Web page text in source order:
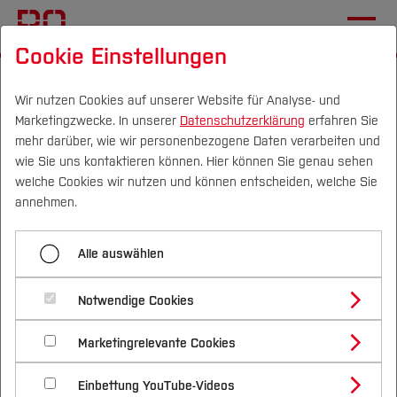
Campus Personen DE|EN Quicklinks
Studium
Studienangebote
Bachelorstudiengänge
Masterstudiengänge
Vor dem Studium
Bewerben & Einschreiben
Bewerbungsportal
Im Studium
Studienbüros und Prüfungen
Nach dem Studium
Forschung & Transfer
Profil
Forschungs- und Transferprofil
Schwerpunkte (FuT)
Beratung & Förderung
Nachhaltigkeit
Nachhaltigkeit studieren
International
GDF - Gesellschaft der Förderer
Aktuelles
Menü aufklappen
Aktuelles
Geförderte Projekte
Mitglied werden
Historie
Aktuelles
Cookie Einstellungen
Wir nutzen Cookies auf unserer Website für Analyse- und
Marketingzwecke. In unserer Datenschutzerklärung erfahren Sie
mehr darüber, wie wir personenbezogene Daten verarbeiten und
wie Sie uns kontaktieren können. Hier können Sie genau sehen
welche Cookies wir nutzen und können entscheiden, welche Sie
annehmen.
Alle auswählen
Notwendige Cookies
Marketingrelevante Cookies
Einbettung YouTube-Videos